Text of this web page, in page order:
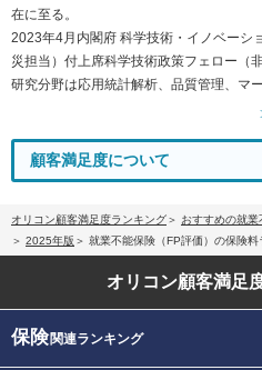
在に至る。
2023年4月内閣府 科学技術・イノベーシ
災担当）付上席科学技術政策フェロー（非
研究分野は応用統計解析、品質管理、マ
顧客満足度について
オリコン顧客満足度ランキング
おすすめの就業
2025年版
就業不能保険（FP評価）の保険
オリコン顧客満足
保険関連ランキング